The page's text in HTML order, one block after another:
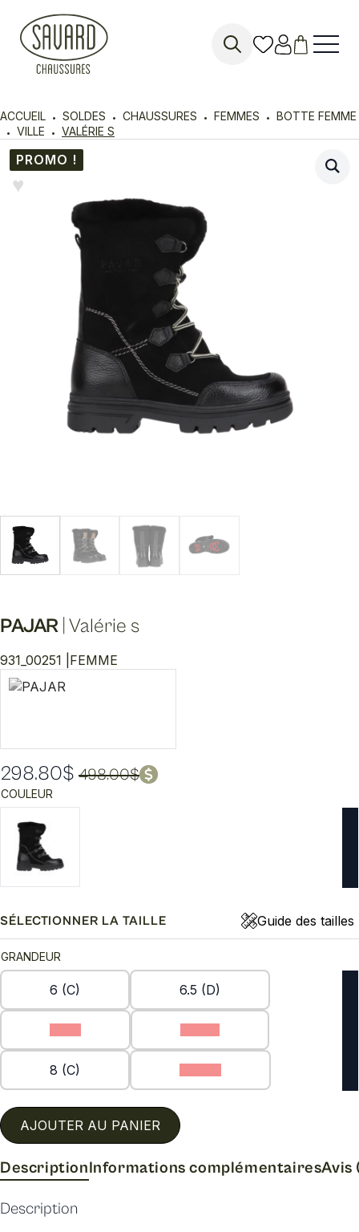
ACCUEIL SOLDES CHAUSSURES FEMMES
BOTTE FEMME
VILLE
VALÉRIE S
PROMO !
♥︎
PAJAR Valérie s
931_00251 | FEMME
498.00$
Le
prix
initial
était :
498.00$.
298.80$
Le
prix
actuel
est :
298.80$.
COULEUR
SÉLECTIONNER LA TAILLE Guide des tailles
GRANDEUR
6 (C) 6.5 (D)
8 (C)
AJOUTER AU PANIER
DescriptionInformations complémentairesAvis
Description